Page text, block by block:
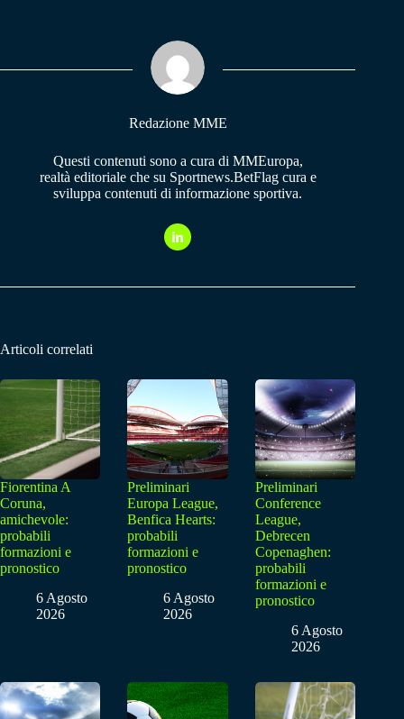
pp m
Redazione MME
Questi contenuti sono a cura di MMEuropa,
realtà editoriale che su Sportnews.BetFlag cura e
sviluppa contenuti di informazione sportiva.
Articoli correlati
Fiorentina A
Coruna,
amichevole:
probabili
formazioni e
pronostico
6 Agosto
2026
Preliminari
Europa League,
Benfica Hearts:
probabili
formazioni e
pronostico
6 Agosto
2026
Preliminari
Conference
League,
Debrecen
Copenaghen:
probabili
formazioni e
pronostico
6 Agosto
2026